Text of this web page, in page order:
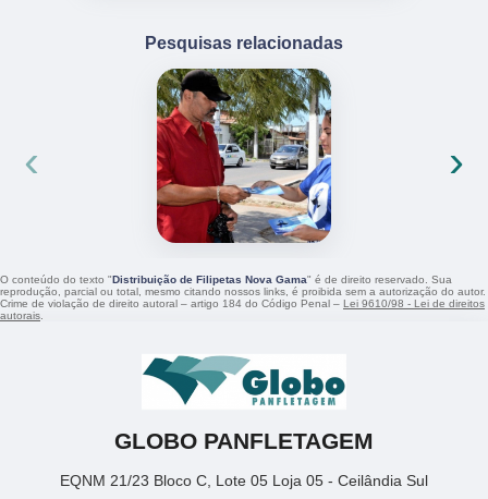
Pesquisas relacionadas
‹ ›
O conteúdo do texto "Distribuição de Filipetas Nova Gama" é de direito reservado. Sua
reprodução, parcial ou total, mesmo citando nossos links, é proibida sem a autorização do autor.
Crime de violação de direito autoral – artigo 184 do Código Penal – Lei 9610/98 - Lei de direitos
autorais
GLOBO PANFLETAGEM
EQNM 21/23 Bloco C, Lote 05 Loja 05 - Ceilândia Sul